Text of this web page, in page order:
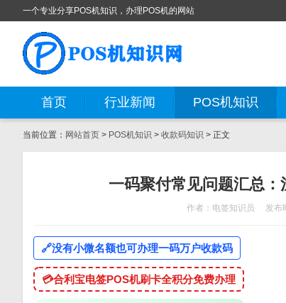
一个专业分享POS机知识，办理POS机的网站
首页 行业新闻 POS机知识
当前位置： 网站首页 > POS机知识 > 收款码知识 > 正文
一码聚付常见问题汇总
作者：电签知识员 发布
🔗没有小微名额也可办理一码万户收款码
💳合利宝电签POS机刷卡全积分免费办理